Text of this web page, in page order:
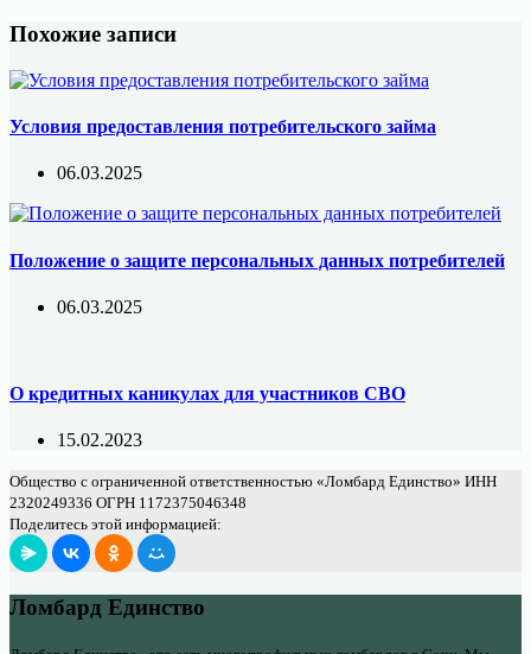
Похожие записи
Условия предоставления потребительского займа
06.03.2025
Положение о защите персональных данных потребителей
06.03.2025
О кредитных каникулах для участников СВО
15.02.2023
Общество с ограниченной ответственностью «Ломбард Единство» ИНН
2320249336 ОГРН 1172375046348
Поделитесь этой информацией:
Ломбард Единство